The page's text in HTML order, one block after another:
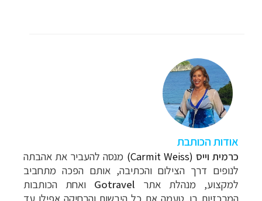
אודות הכותבת
כרמית וייס (Carmit Weiss)
מנסה להעביר את אהבתה
לנופים דרך הצילום והכתיבה, אותם הפכה מתחביב
למקצוע, מנהלת אתר Gotravel
ואחת הכותבות
המרכזיות בו. טעמה את כל היבשות והרחיקה אפילו עד